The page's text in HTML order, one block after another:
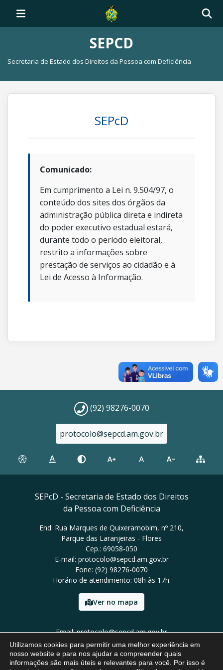
SEPCD
Secretaria de Estado dos Direitos da Pessoa com Deficiência
SEPcD
Comunicado:
Em cumprimento a Lei n. 9.504/97, o
conteúdo dos sites dos órgãos da
administração pública direta e indireta
do poder executivo estadual estará,
durante todo o período eleitoral,
restrito a informações sobre
prestação de serviços ao cidadão e à
Lei de Acesso à Informação.
(92) 98276-0070
protocolo@sepcd.am.gov.br
SEPcD - Secretaria de Estado dos Direitos
da Pessoa com Deficiência
End: Rua Marques de Quixeramobim, nº 210,
Parque das Laranjeiras - Flores
Cep.: 69058-050
E-mail: protocolo@sepcd.am.gov.br
Fone: (92) 98276-0070
Horário de atendimento: 08h às 17h.
Ver no mapa
Email: protocolo@sepcd.am.gov.br
Tel: (92) 98276-0070
Utilizamos cookies para permitir uma melhor experiência em
nosso website e para nos ajudar a compreender quais
informações são mais úteis e relevantes para você. Por isso é